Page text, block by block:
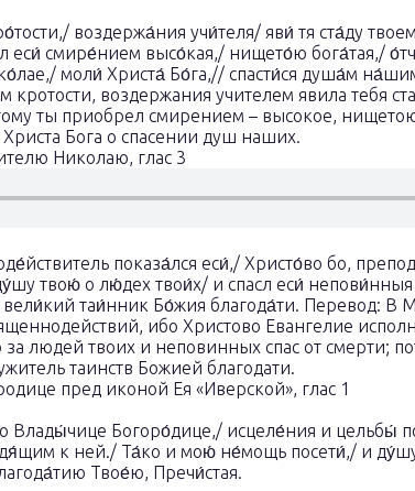
воздержа́ния учи́теля/ яви́ тя ста́ду
еси́ смире́нием высо́кая,/ нището́ю бога́тая,/
моли́ Христа́ Бо́га,// спасти́ся душа́м
воздержания учителем явила тебя
ты приобрел смирением – высокое, нищетою
Бога о спасении душ наших.
Николаю, глас 3
показа́лся еси́,/ Христо́во бо,
твою́ о лю́дех твои́х/ и спасл еси́
вели́кий таи́нник Бо́жия благода́ти. Перевод: В
ибо Христово Евангелие
людей твоих и неповинных спас от смерти;
таинств Божией благодати.
пред иконой Ея «Иверской», глас 1
Влады́чице Богоро́дице,/ исцеле́ния и цельбы́
к ней./ Та́ко и мою́ не́мощь посети́,/ и
Твое́ю, Пречи́стая.